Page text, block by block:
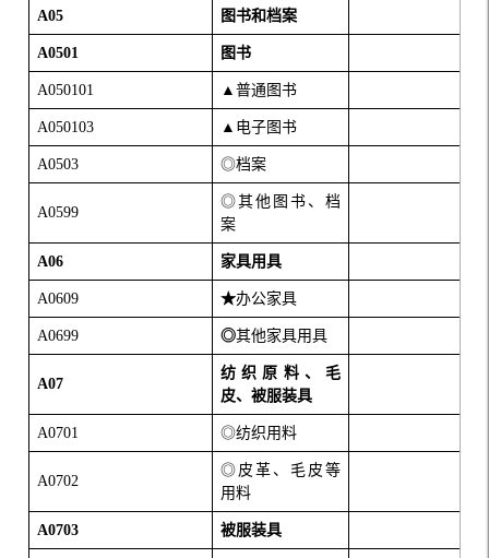
A05 图书和档案
A0501 图书
A050101 ▲普通图书
A050103 ▲电子图书
A0503 ◎档案
A0599
◎其他图书、档
案
A06 家具用具
A0609 ★办公家具
A0699 ◎其他家具用具
A07
纺织原料、毛
皮、被服装具
A0701 ◎纺织用料
A0702
◎皮革、毛皮等
用料
A0703 被服装具